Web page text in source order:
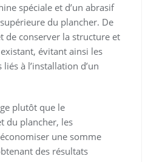
spéciale et d’un abrasif
du plancher. De
de conserver la structure et
évitant ainsi les
à l’installation d’un
plutôt que le
du plancher, les
une somme
des résultats